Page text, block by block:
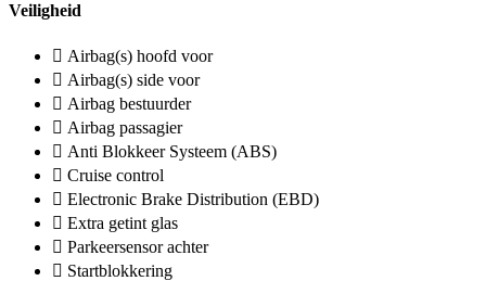
Veiligheid
Airbag(s) hoofd voor
Airbag(s) side voor
Airbag bestuurder
Airbag passagier
Anti Blokkeer Systeem (ABS)
Cruise control
Electronic Brake Distribution (EBD)
Extra getint glas
Parkeersensor achter
Startblokkering